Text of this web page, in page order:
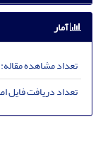
آمار
تعداد مشاهده مقاله:
تعداد دریافت فایل